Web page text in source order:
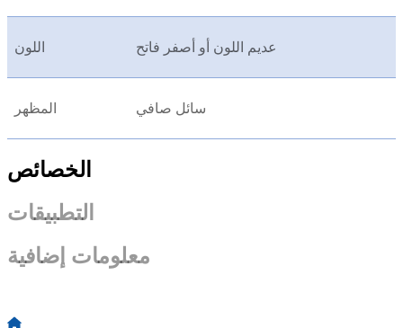
اللون عديم اللون أو أصفر فاتح
المظهر سائل صافي
الخصائص
التطبيقات
معلومات إضافية